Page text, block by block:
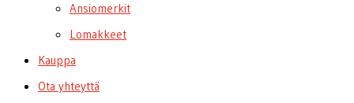
Ansiomerkit
Lomakkeet
Kauppa
Ota yhteyttä